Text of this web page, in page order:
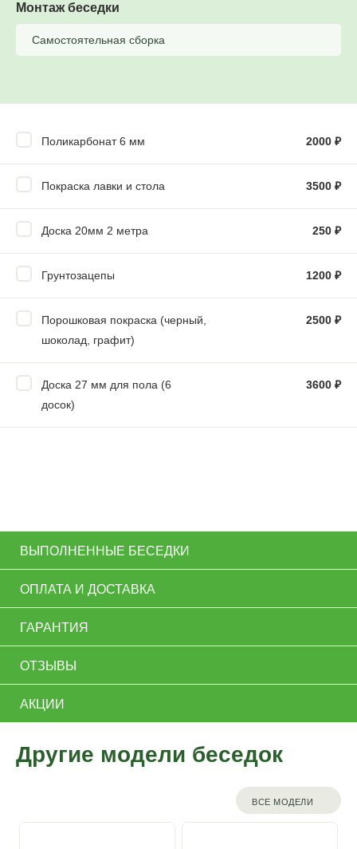
Монтаж беседки
Самостоятельная сборка
Поликарбонат 6 мм 2000 ₽
Покраска лавки и стола 3500 ₽
Доска 20мм 2 метра 250 ₽
Грунтозацепы 1200 ₽
Порошковая покраска (черный,
шоколад, графит)
2500 ₽
Доска 27 мм для пола (6
досок)
3600 ₽
ВЫПОЛНЕННЫЕ БЕСЕДКИ
ОПЛАТА И ДОСТАВКА
ГАРАНТИЯ
ОТЗЫВЫ
АКЦИИ
Другие модели беседок
ВСЕ МОДЕЛИ